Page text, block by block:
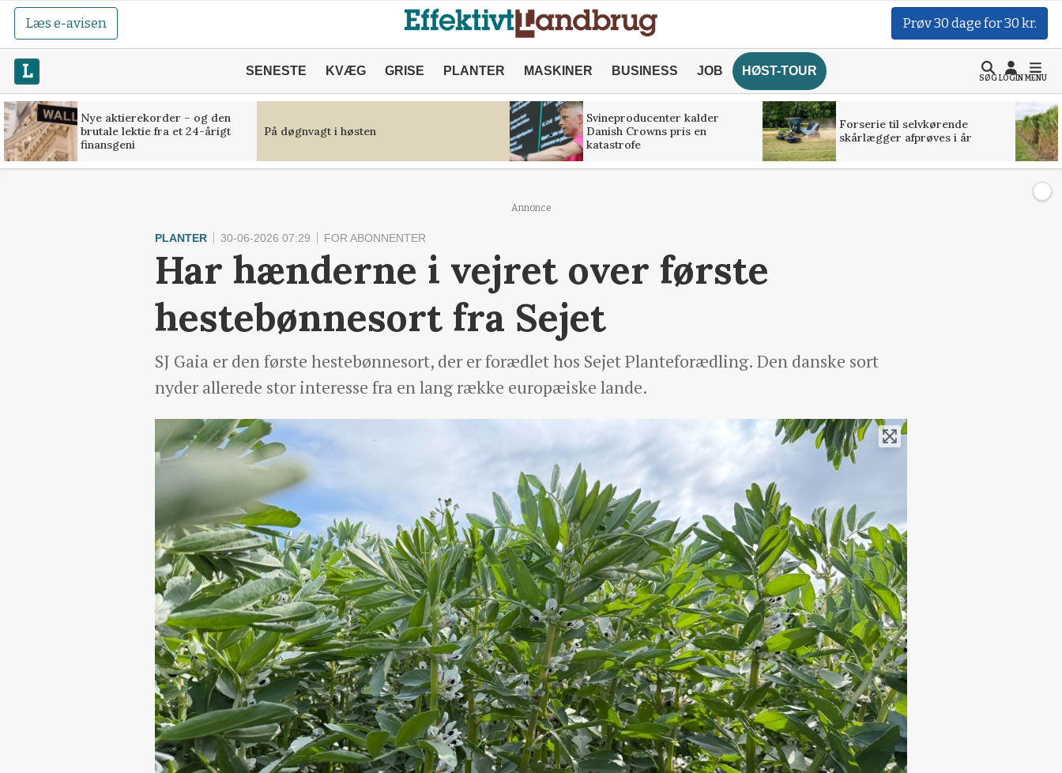
Læs e-avisen Prøv 30 dage for 30 kr.
SENESTE KVÆG GRISE PLANTER MASKINER BUSINESS JOB HØST-TOUR
SØGLOGINMENU
Nye aktierekorder – og den
brutale lektie fra et 24-årigt
finansgeni
På døgnvagt i høsten
Svineproducenter kalder
Danish Crowns pris en
katastrofe
Forserie til selvkørende
skårlægger afprøves i år
Annonce
PLANTER 30-06-2026 07:29 FOR ABONNENTER
Har hænderne i vejret over første
hestebønnesort fra Sejet
SJ Gaia er den første hestebønnesort, der er forædlet hos Sejet Planteforædling. Den danske sort
nyder allerede stor interesse fra en lang række europæiske lande.